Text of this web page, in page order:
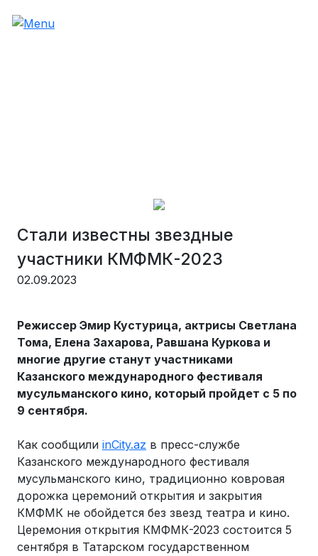
Стали известны звездные
участники КМФМК-2023
02.09.2023
Режиссер Эмир Кустурица, актрисы Светлана
Тома, Елена Захарова, Равшана Куркова и
многие другие станут участниками
Казанского международного фестиваля
мусульманского кино, который пройдет с 5 по
9 сентября.
Как сообщили inCity.az в пресс-службе
Казанского международного фестиваля
мусульманского кино, традиционно ковровая
дорожка церемоний открытия и закрытия
КМФМК не обойдется без звезд театра и кино.
Церемония открытия КМФМК-2023 состоится 5
сентября в Татарском государственном